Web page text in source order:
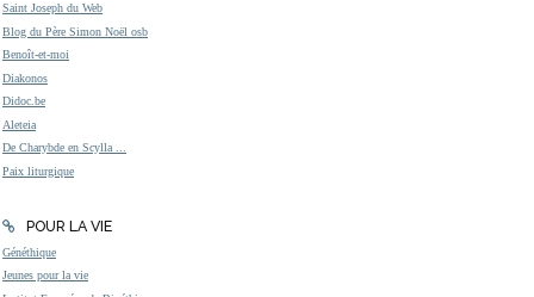
Saint Joseph du Web
Blog du Père Simon Noël osb
Benoît-et-moi
Diakonos
Didoc.be
Aleteia
De Charybde en Scylla ...
Paix liturgique
POUR LA VIE
Généthique
Jeunes pour la vie